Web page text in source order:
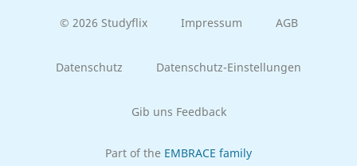
© 2026 Studyflix Impressum AGB
Datenschutz Datenschutz-Einstellungen
Gib uns Feedback
Part of the EMBRACE family